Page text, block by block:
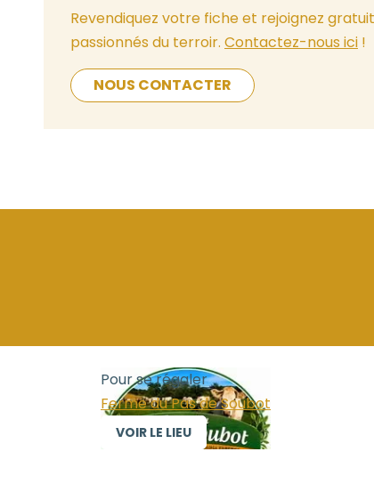
Revendiquez votre fiche et rejoignez
passionnés du terroir. Contactez-nous ici !
NOUS CONTACTER
Pour se régaler
Ferme du Pas de Soubot
VOIR LE LIEU